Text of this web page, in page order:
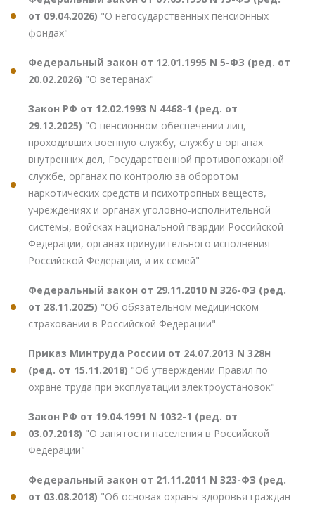
от 09.04.2026) "О негосударственных пенсионных
фондах"
Федеральный закон от 12.01.1995 N 5-ФЗ (ред. от
20.02.2026) "О ветеранах"
Закон РФ от 12.02.1993 N 4468-1 (ред. от
29.12.2025) "О пенсионном обеспечении лиц,
проходивших военную службу, службу в органах
внутренних дел, Государственной противопожарной
службе, органах по контролю за оборотом
наркотических средств и психотропных веществ,
учреждениях и органах уголовно-исполнительной
системы, войсках национальной гвардии Российской
Федерации, органах принудительного исполнения
Российской Федерации, и их семей"
Федеральный закон от 29.11.2010 N 326-ФЗ (ред.
от 28.11.2025) "Об обязательном медицинском
страховании в Российской Федерации"
Приказ Минтруда России от 24.07.2013 N 328н
(ред. от 15.11.2018) "Об утверждении Правил по
охране труда при эксплуатации электроустановок"
Закон РФ от 19.04.1991 N 1032-1 (ред. от
03.07.2018) "О занятости населения в Российской
Федерации"
Федеральный закон от 21.11.2011 N 323-ФЗ (ред.
от 03.08.2018) "Об основах охраны здоровья граждан